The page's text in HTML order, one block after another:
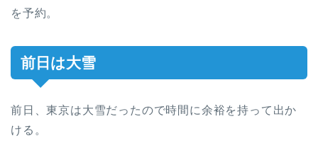
を予約。
前日は大雪
前日、東京は大雪だったので時間に余裕を持って出か
ける。